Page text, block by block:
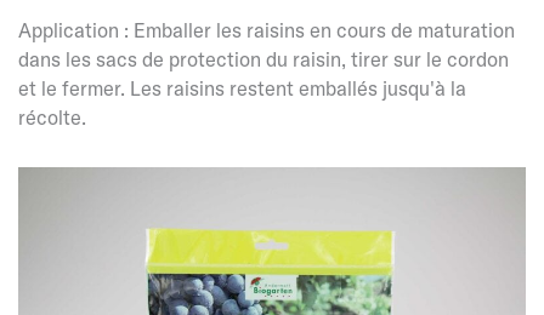
Application : Emballer les raisins en cours de maturation
dans les sacs de protection du raisin, tirer sur le cordon
et le fermer. Les raisins restent emballés jusqu'à la
récolte.